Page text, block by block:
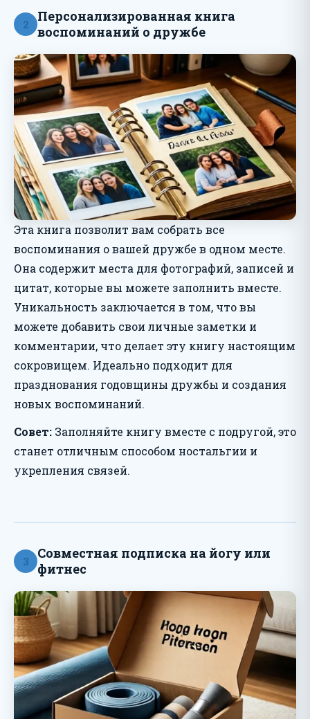
2
Персонализированная книга
воспоминаний о дружбе
Эта книга позволит вам собрать все
воспоминания о вашей дружбе в одном месте.
Она содержит места для фотографий, записей и
цитат, которые вы можете заполнить вместе.
Уникальность заключается в том, что вы
можете добавить свои личные заметки и
комментарии, что делает эту книгу настоящим
сокровищем. Идеально подходит для
празднования годовщины дружбы и создания
новых воспоминаний.
Совет: Заполняйте книгу вместе с подругой, это
станет отличным способом ностальгии и
укрепления связей.
3
Совместная подписка на йогу или
фитнес